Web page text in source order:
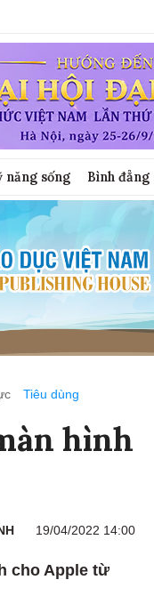
sống Bình đẳng
Tiêu dùng
hình
19/04/2022 14:00
cho Apple từ